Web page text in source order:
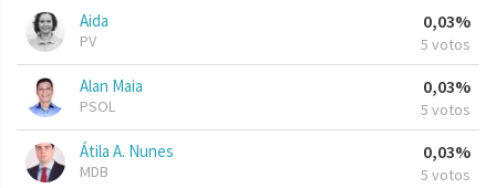
Aida
PV
0,03%
5 votos
Alan Maia
PSOL
0,03%
5 votos
Átila A. Nunes
MDB
0,03%
5 votos